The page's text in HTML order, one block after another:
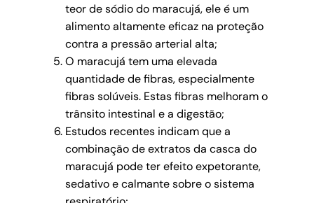
teor de sódio do maracujá, ele é um
alimento altamente eficaz na proteção
contra a pressão arterial alta;
O maracujá tem uma elevada
quantidade de fibras, especialmente
fibras solúveis. Estas fibras melhoram o
trânsito intestinal e a digestão;
Estudos recentes indicam que a
combinação de extratos da casca do
maracujá pode ter efeito expetorante,
sedativo e calmante sobre o sistema